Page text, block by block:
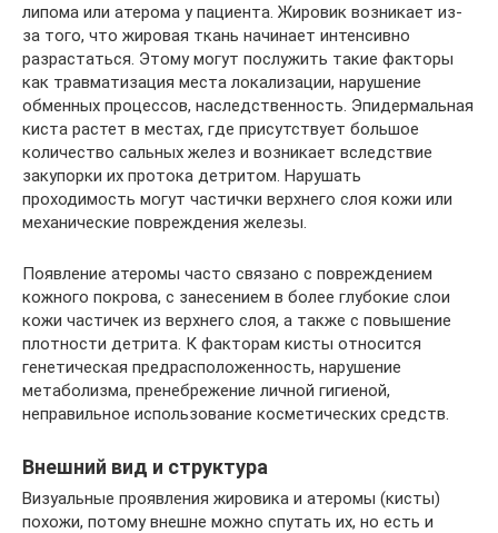
липома или атерома у пациента. Жировик возникает из-
за того, что жировая ткань начинает интенсивно
разрастаться. Этому могут послужить такие факторы
как травматизация места локализации, нарушение
обменных процессов, наследственность. Эпидермальная
киста растет в местах, где присутствует большое
количество сальных желез и возникает вследствие
закупорки их протока детритом. Нарушать
проходимость могут частички верхнего слоя кожи или
механические повреждения железы.
Появление атеромы часто связано с повреждением
кожного покрова, с занесением в более глубокие слои
кожи частичек из верхнего слоя, а также с повышение
плотности детрита. К факторам кисты относится
генетическая предрасположенность, нарушение
метаболизма, пренебрежение личной гигиеной,
неправильное использование косметических средств.
Внешний вид и структура
Визуальные проявления жировика и атеромы (кисты)
похожи, потому внешне можно спутать их, но есть и